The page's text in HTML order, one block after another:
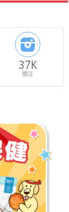
37K
關注